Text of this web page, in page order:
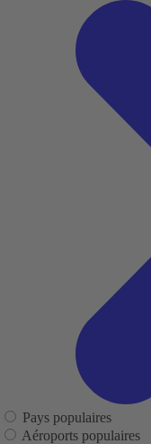
Pays populaires
Aéroports populaires